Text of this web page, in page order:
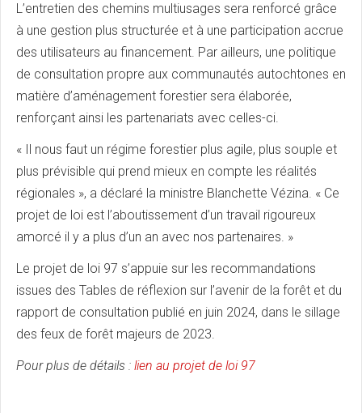
L’entretien des chemins multiusages sera renforcé grâce
à une gestion plus structurée et à une participation accrue
des utilisateurs au financement. Par ailleurs, une politique
de consultation propre aux communautés autochtones en
matière d’aménagement forestier sera élaborée,
renforçant ainsi les partenariats avec celles-ci.
« Il nous faut un régime forestier plus agile, plus souple et
plus prévisible qui prend mieux en compte les réalités
régionales », a déclaré la ministre Blanchette Vézina. « Ce
projet de loi est l’aboutissement d’un travail rigoureux
amorcé il y a plus d’un an avec nos partenaires. »
Le projet de loi 97 s’appuie sur les recommandations
issues des Tables de réflexion sur l’avenir de la forêt et du
rapport de consultation publié en juin 2024, dans le sillage
des feux de forêt majeurs de 2023.
Pour plus de détails : lien au projet de loi 97